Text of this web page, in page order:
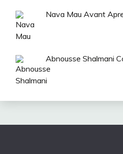
Nava Mau Avant
Abnousse Shalmani